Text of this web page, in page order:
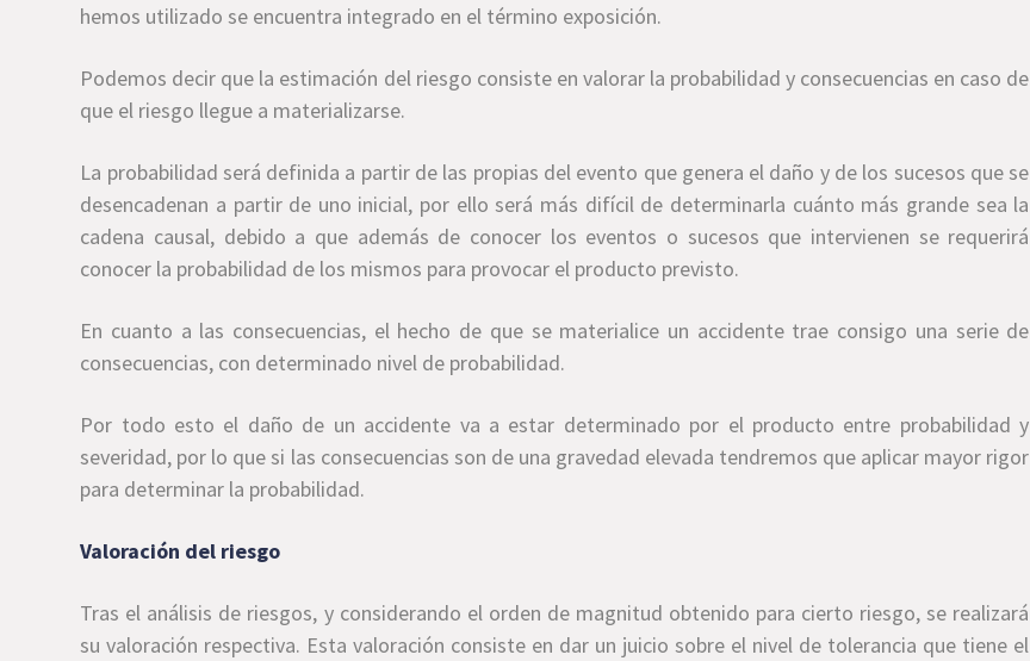
hemos utilizado se encuentra integrado en el término exposición.
Podemos decir que la estimación del riesgo consiste en valorar la probabilidad y consecuencias en caso de
que el riesgo llegue a materializarse.
La probabilidad será definida a partir de las propias del evento que genera el daño y de los sucesos que se
desencadenan a partir de uno inicial, por ello será más difícil de determinarla cuánto más grande sea la
cadena causal, debido a que además de conocer los eventos o sucesos que intervienen se requerirá
conocer la probabilidad de los mismos para provocar el producto previsto.
En cuanto a las consecuencias, el hecho de que se materialice un accidente trae consigo una serie de
consecuencias, con determinado nivel de probabilidad.
Por todo esto el daño de un accidente va a estar determinado por el producto entre probabilidad y
severidad, por lo que si las consecuencias son de una gravedad elevada tendremos que aplicar mayor rigor
para determinar la probabilidad.
Valoración del riesgo
Tras el análisis de riesgos, y considerando el orden de magnitud obtenido para cierto riesgo, se realizará
su valoración respectiva. Esta valoración consiste en dar un juicio sobre el nivel de tolerancia que tiene el